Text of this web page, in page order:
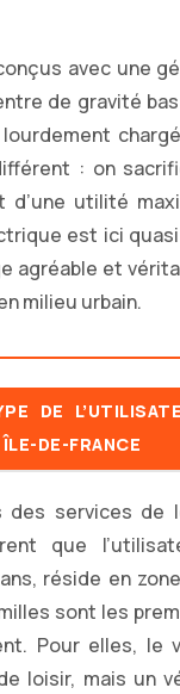
avec une
de gravité
: on
utilité
est ici
agréable et
milieu urbain.
DE
DE-FRANCE
des services de
que
réside en
sont les
Pour elles, le
loisir, mais un